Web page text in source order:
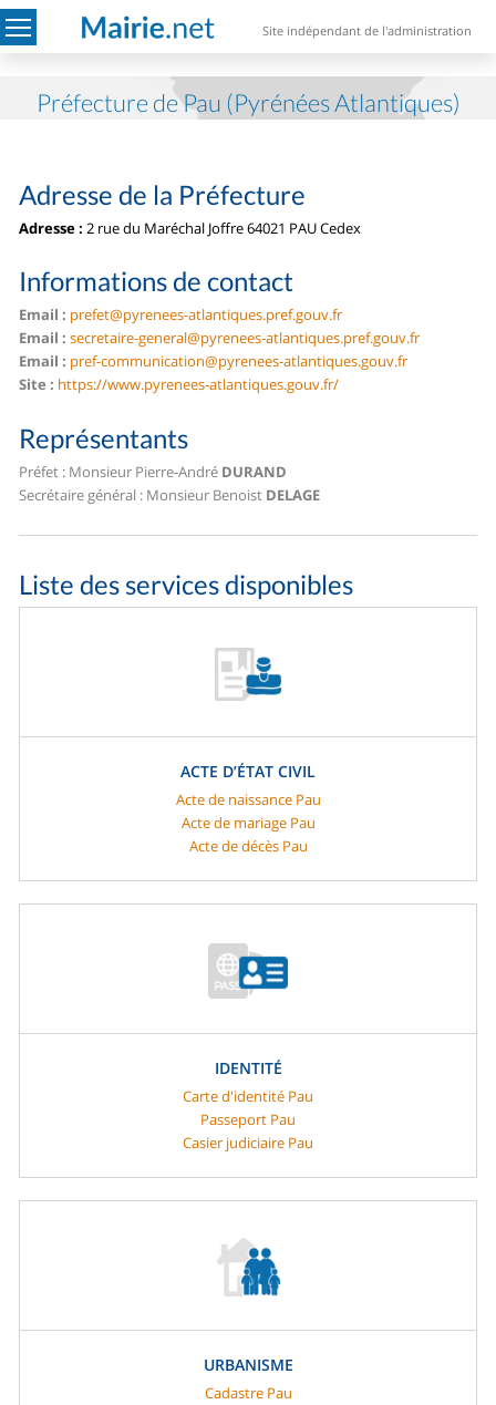
Site indépendant de l'administration
Préfecture de Pau (Pyrénées Atlantiques)
Adresse de la Préfecture
Adresse : 2 rue du Maréchal Joffre64021 PAU Cedex
Informations de contact
Email : prefet@pyrenees-atlantiques.pref.gouv.fr
Email : secretaire-general@pyrenees-atlantiques.pref.gouv.fr
Email : pref-communication@pyrenees-atlantiques.gouv.fr
Site : https://www.pyrenees-atlantiques.gouv.fr/
Représentants
Préfet : Monsieur Pierre-André DURAND
Secrétaire général : Monsieur Benoist DELAGE
Liste des services disponibles
ACTE D’ÉTAT CIVIL
Acte de naissance Pau
Acte de mariage Pau
Acte de décès Pau
IDENTITÉ
Carte d'identité Pau
Passeport Pau
Casier judiciaire Pau
URBANISME
Cadastre Pau